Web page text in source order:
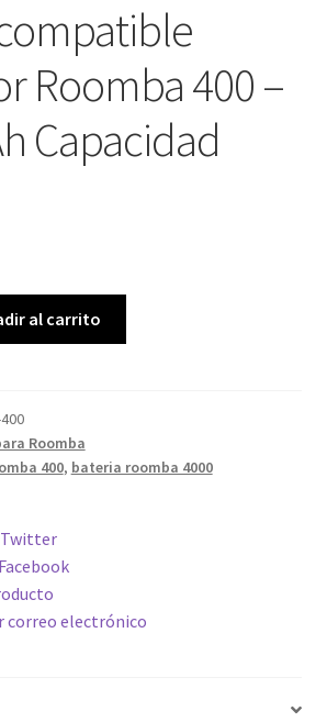
Roomba 400 –
Capacidad
al carrito
Roomba
400, bateria roomba 4000
correo electrónico